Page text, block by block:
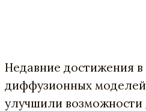
Недавние достижения в
диффузионных моделей
улучшили возможности